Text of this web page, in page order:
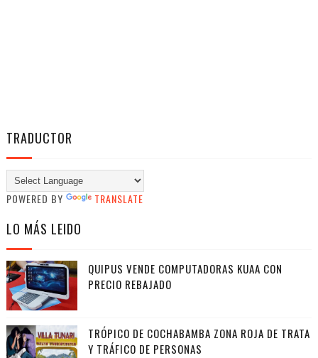
TRADUCTOR
POWERED BY TRANSLATE
LO MÁS LEIDO
QUIPUS VENDE COMPUTADORAS KUAA CON
PRECIO REBAJADO
TRÓPICO DE COCHABAMBA ZONA ROJA DE TRATA
Y TRÁFICO DE PERSONAS